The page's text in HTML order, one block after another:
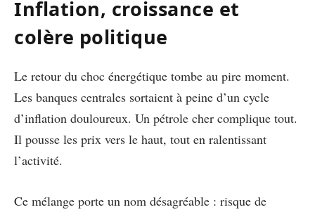
Inflation, croissance et
colère politique
Le retour du choc énergétique tombe au pire moment.
Les banques centrales sortaient à peine d’un cycle
d’inflation douloureux. Un pétrole cher complique tout.
Il pousse les prix vers le haut, tout en ralentissant
l’activité.
Ce mélange porte un nom désagréable : risque de